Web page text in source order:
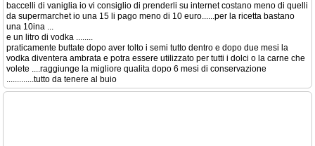
baccelli di vaniglia io vi consiglio di prenderli su internet costano meno di quelli
da supermarchet io una 15 li pago meno di 10 euro......per la ricetta bastano
una 10ina ...
e un litro di vodka ........
praticamente buttate dopo aver tolto i semi tutto dentro e dopo due mesi la
vodka diventera ambrata e potra essere utilizzato per tutti i dolci o la carne che
volete ....raggiunge la migliore qualita dopo 6 mesi di conservazione
.............tutto da tenere al buio